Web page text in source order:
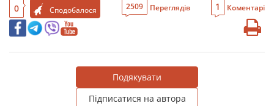
0 Сподобалося 2509 Переглядів 1 Коментарі
Подякувати
Підписатися на автора